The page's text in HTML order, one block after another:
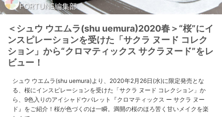
FORTUNE編集部
＜シュウ ウエムラ(shu uemura)2020春＞“桜”にイ
ンスピレーションを受けた「サクラ ヌード コレク
ション」から“クロマティックス サクラヌード”をレ
ビュー！
シュウ ウエムラ(shu uemura)より、2020年2月26日(水)に限定発売とな
る、桜にインスピレーションを受けた「サクラ ヌード コレクション」か
ら、9色入りのアイシャドウパレット『クロマティックス ー サクラ ヌー
ド』をご紹介！桜が色づくのは一瞬。満開の桜のほろ苦く甘いメイクを楽